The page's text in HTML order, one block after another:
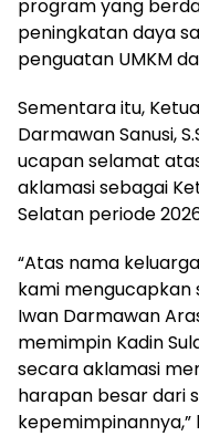
program yang
peningkatan daya
penguatan UMKM
Sementara itu,
Darmawan Sanusi,
ucapan selamat
aklamasi sebagai
Selatan periode
“Atas nama
kami mengucapkan
Iwan Darmawan
memimpin Kadin
secara aklamasi
harapan besar dari
kepemimpinannya,”